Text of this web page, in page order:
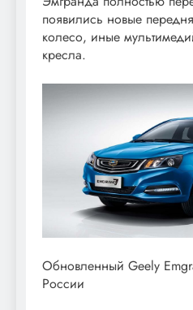
появились новые
колесо, иные
кресла.
Обновленный Geely
России